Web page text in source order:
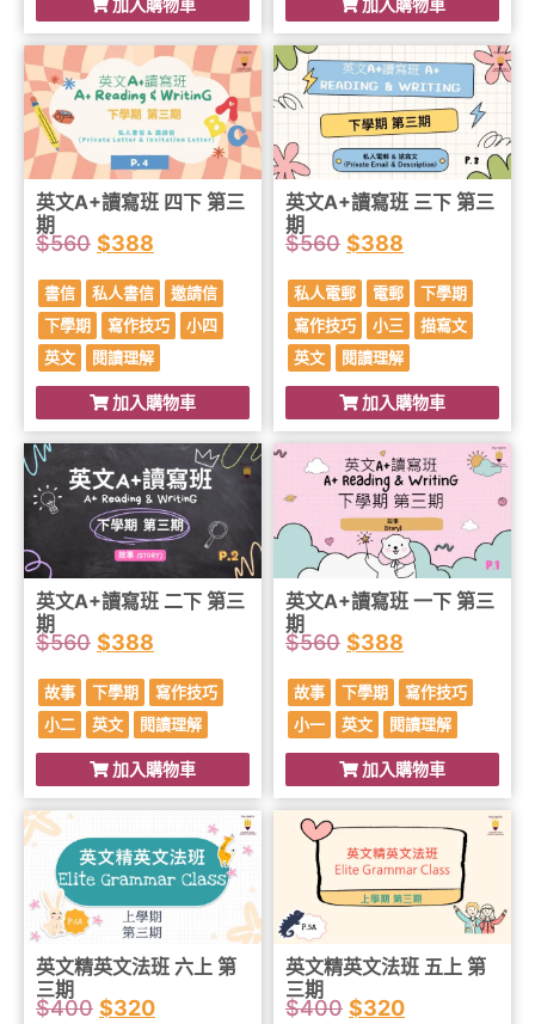
加入購物車 加入購物車
英文A+讀寫班 四下 第三
期
$560 $388
書信 私人書信
邀請信
下學期
寫作技巧
小四
英文
閱讀理解
加入購物車
英文A+讀寫班 三下 第三
期
$560 $388
私人電郵 電郵
下學期
寫作技巧
小三
描寫文
英文
閱讀理解
加入購物車
英文A+讀寫班 二下 第三
期
$560 $388
故事 下學期
寫作技巧
小二
英文 閱讀理解
加入購物車
英文A+讀寫班 一下 第三
期
$560 $388
故事 下學期
寫作技巧
小一
英文 閱讀理解
加入購物車
英文精英文法班 六上 第
三期
$400 $320
英文精英文法班 五上 第
三期
$400 $320